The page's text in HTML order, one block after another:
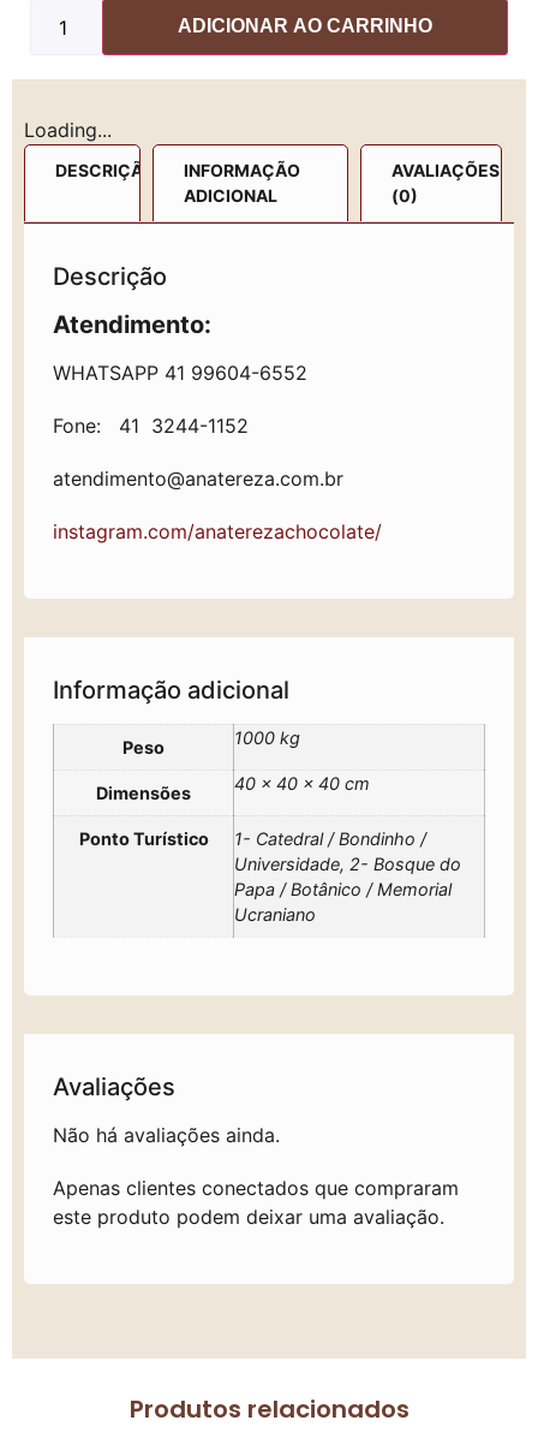
ADICIONAR AO CARRINHO
Loading...
DESCRIÇÃO
INFORMAÇÃO
ADICIONAL
AVALIAÇÕES
(0)
Descrição
Atendimento:
WHATSAPP 41 99604-6552
Fone: 41 3244-1152
atendimento@anatereza.com.br
instagram.com/anaterezachocolate/
Informação adicional
Peso 1000 kg
Dimensões 40 × 40 × 40 cm
Ponto Turístico
1- Catedral / Bondinho /
Universidade, 2- Bosque do
Papa / Botânico / Memorial
Ucraniano
Avaliações
Não há avaliações ainda.
Apenas clientes conectados que compraram
este produto podem deixar uma avaliação.
Produtos relacionados